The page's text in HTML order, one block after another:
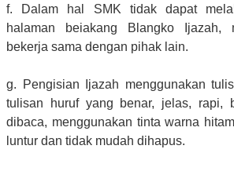
f. Dalam hal SMK tidak dapat
halaman beiakang Blangko Ijazah,
bekerja sama dengan pihak lain.
g. Pengisian Ijazah menggunakan
tulisan huruf yang benar, jelas, rapi,
dibaca, menggunakan tinta warna
luntur dan tidak mudah dihapus.